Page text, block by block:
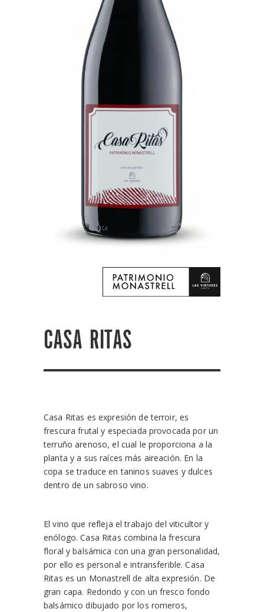
CASA RITAS
Casa Ritas es expresión de terroir, es
frescura frutal y especiada provocada por un
terruño arenoso, el cual le proporciona a la
planta y a sus raíces más aireación. En la
copa se traduce en taninos suaves y dulces
dentro de un sabroso vino.
El vino que refleja el trabajo del viticultor y
enólogo. Casa Ritas combina la frescura
floral y balsámica con una gran personalidad,
por ello es personal e intransferible. Casa
Ritas es un Monastrell de alta expresión. De
gran capa. Redondo y con un fresco fondo
balsámico dibujado por los romeros,